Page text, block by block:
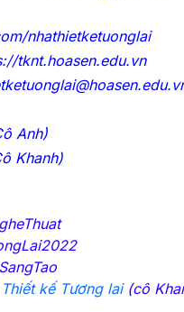
nhathietketuonglai
tknt.hoasen.edu.vn
Anh)
Khanh)
kế Tương lai(cô